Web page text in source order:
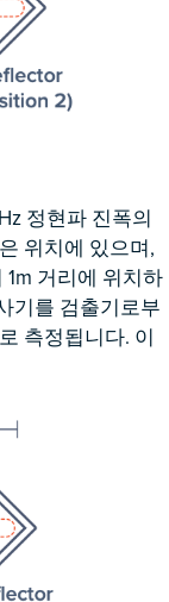
정현파 진폭의
위치에 있으며,
거리에 위치하
기를 검출기로부
측정됩니다. 이